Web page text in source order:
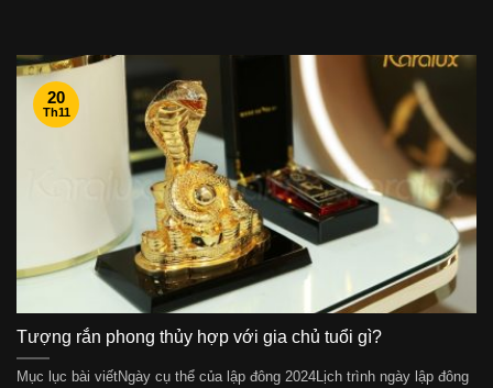
Tượng rắn phong thủy hợp với gia chủ tuổi gì?
Mục lục bài viếtNgày cụ thể của lập đông 2024Lịch trình ngày lập đông
20
Th11